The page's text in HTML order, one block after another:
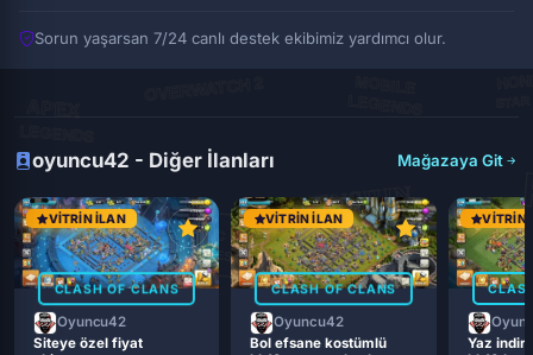
Sorun yaşarsan 7/24 canlı destek ekibimiz yardımcı olur.
oyuncu42 - Diğer İlanları Mağazaya Git
VITRIN İLAN
CLASH OF CLANS
Oyuncu42
Siteye özel fiyat
VITRIN İLAN
CLASH OF CLANS
Oyuncu42
Bol efsane kostümlü
VITRIN
Yaz